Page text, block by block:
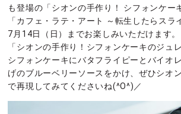
も登場の「シオンの手作り！ シフォンケー
「カフェ・ラテ・アート ～転生したらスラ
7月14日（日）までお楽しみいただけます。
「シオンの手作り！シフォンケーキのジュ
シフォンケーキにバタフライピーとバイオ
げのブルーベリーソースをかけ、ぜひシオ
で再現してみてくださいね(^O^)／